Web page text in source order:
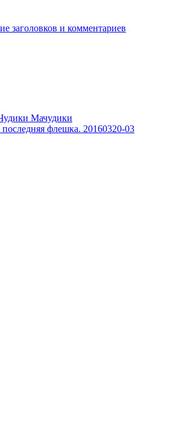
заголовков и комментариев
Мачудики
флешка. 20160320-03